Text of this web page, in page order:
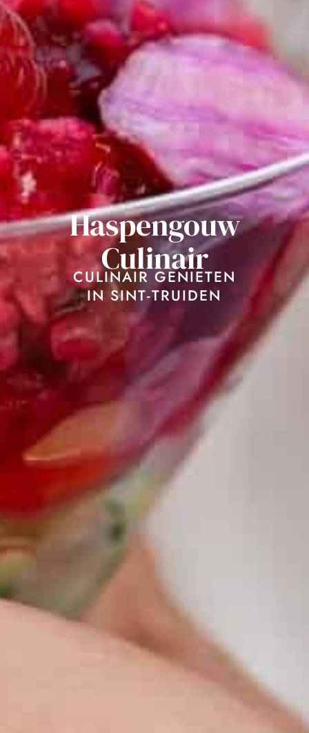
Haspengouw
Culinair
CULINAIR GENIETEN
IN SINT-TRUIDEN